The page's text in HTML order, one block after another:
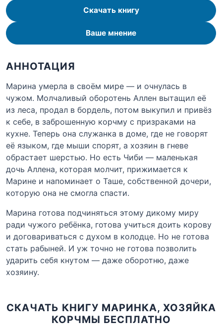
Скачать книгу
Ваше мнение
АННОТАЦИЯ
Марина умерла в своём мире — и очнулась в
чужом. Молчаливый оборотень Аллен вытащил её
из леса, продал в бордель, потом выкупил и привёз
к себе, в заброшенную корчму с призраками на
кухне. Теперь она служанка в доме, где не говорят
её языком, где мыши спорят, а хозяин в гневе
обрастает шерстью. Но есть Чиби — маленькая
дочь Аллена, которая молчит, прижимается к
Марине и напоминает о Таше, собственной дочери,
которую она не смогла спасти.
Марина готова подчиняться этому дикому миру
ради чужого ребёнка, готова учиться доить корову
и договариваться с духом в колодце. Но не готова
стать рабыней. И уж точно не готова позволить
ударить себя кнутом — даже оборотню, даже
хозяину.
СКАЧАТЬ КНИГУ МАРИНКА, ХОЗЯЙКА
КОРЧМЫ БЕСПЛАТНО